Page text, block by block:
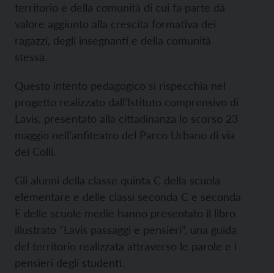
territorio e della comunità di cui fa parte dà
valore aggiunto alla crescita formativa dei
ragazzi, degli insegnanti e della comunità
stessa.
Questo intento pedagogico si rispecchia nel
progetto realizzato dall’Istituto comprensivo di
Lavis, presentato alla cittadinanza lo scorso 23
maggio nell’anfiteatro del Parco Urbano di via
dei Colli.
Gli alunni della classe quinta C della scuola
elementare e delle classi seconda C e seconda
E delle scuole medie hanno presentato il libro
illustrato “Lavis passaggi e pensieri”, una guida
del territorio realizzata attraverso le parole e i
pensieri degli studenti.